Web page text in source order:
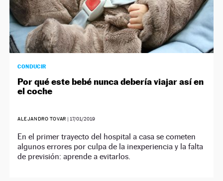
CONDUCIR
Por qué este bebé nunca debería viajar así en
el coche
ALEJANDRO TOVAR | 17/01/2019
En el primer trayecto del hospital a casa se cometen
algunos errores por culpa de la inexperiencia y la falta
de previsión: aprende a evitarlos.